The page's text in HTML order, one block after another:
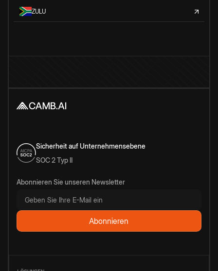
ZULU
Sicherheit auf Unternehmensebene
SOC 2 Typ II
Abonnieren Sie unseren Newsletter